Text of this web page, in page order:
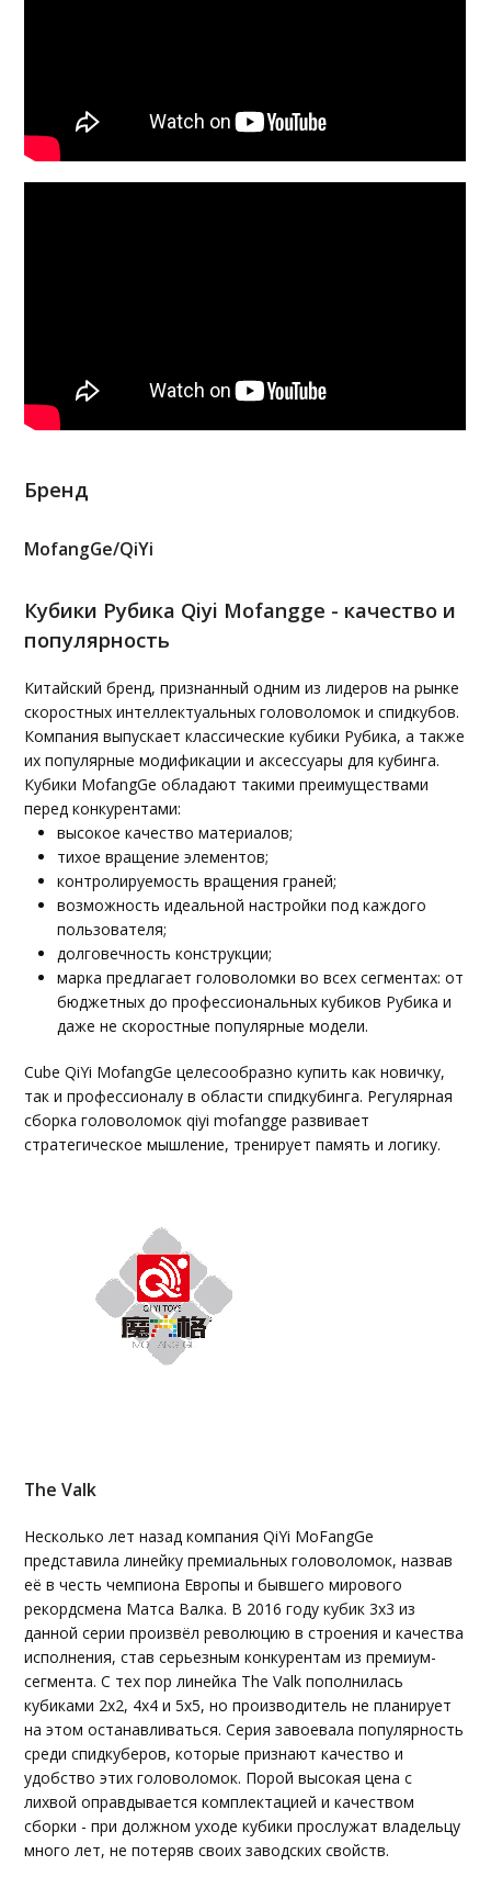
Бренд
MofangGe/QiYi
Кубики Рубика Qiyi Mofangge - качество и
популярность
Китайский бренд, признанный одним из лидеров на рынке
скоростных интеллектуальных головоломок и спидкубов.
Компания выпускает классические кубики Рубика, а также
их популярные модификации и аксессуары для кубинга.
Кубики MofangGe обладают такими преимуществами
перед конкурентами:
высокое качество материалов;
тихое вращение элементов;
контролируемость вращения граней;
возможность идеальной настройки под каждого
пользователя;
долговечность конструкции;
марка предлагает головоломки во всех сегментах: от
бюджетных до профессиональных кубиков Рубика и
даже не скоростные популярные модели.
Cube QiYi MofangGe целесообразно купить как новичку,
так и профессионалу в области спидкубинга. Регулярная
сборка головоломок qiyi mofangge развивает
стратегическое мышление, тренирует память и логику.
The Valk
Несколько лет назад компания QiYi MoFangGe
представила линейку премиальных головоломок, назвав
её в честь чемпиона Европы и бывшего мирового
рекордсмена Матса Валка. В 2016 году кубик 3х3 из
данной серии произвёл революцию в строения и качества
исполнения, став серьезным конкурентам из премиум-
сегмента. С тех пор линейка The Valk пополнилась
кубиками 2х2, 4х4 и 5х5, но производитель не планирует
на этом останавливаться. Серия завоевала популярность
среди спидкуберов, которые признают качество и
удобство этих головоломок. Порой высокая цена с
лихвой оправдывается комплектацией и качеством
сборки - при должном уходе кубики прослужат владельцу
много лет, не потеряв своих заводских свойств.